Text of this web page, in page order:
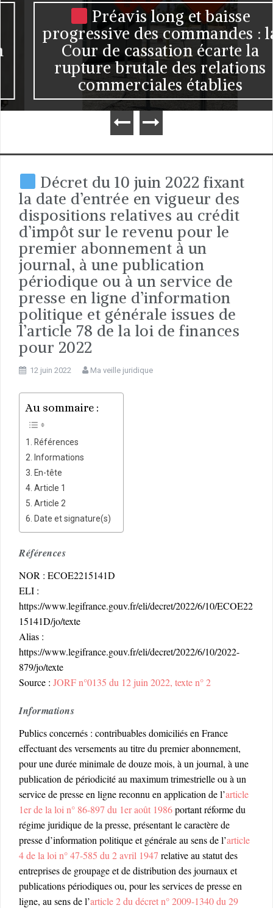
Préavis long et baisse
progressive des commandes : la
Cour de cassation écarte la
rupture brutale des relations
commerciales établies
Décret du 10 juin 2022 fixant
la date d’entrée en vigueur des
dispositions relatives au crédit
d’impôt sur le revenu pour le
premier abonnement à un
journal, à une publication
périodique ou à un service de
presse en ligne d’information
politique et générale issues de
l’article 78 de la loi de finances
pour 2022
12 juin 2022 Ma veille juridique
Au sommaire :
Références
Informations
En-tête
Article 1
Article 2
Date et signature(s)
Références
NOR : ECOE2215141D
ELI :
https://www.legifrance.gouv.fr/eli/decret/2022/6/10/ECOE22
15141D/jo/texte
Alias :
https://www.legifrance.gouv.fr/eli/decret/2022/6/10/2022-
879/jo/texte
Source : JORF n°0135 du 12 juin 2022, texte n° 2
Informations
Publics concernés : contribuables domiciliés en France
effectuant des versements au titre du premier abonnement,
pour une durée minimale de douze mois, à un journal, à une
publication de périodicité au maximum trimestrielle ou à un
service de presse en ligne reconnu en application de l’article
1er de la loi n° 86-897 du 1er août 1986portant réforme du
régime juridique de la presse, présentant le caractère de
presse d’information politique et générale au sens de l’article
4 de la loi n° 47-585 du 2 avril 1947 relative au statut des
entreprises de groupage et de distribution des journaux et
publications périodiques ou, pour les services de presse en
ligne, au sens de l’article 2 du décret n° 2009-1340 du 29